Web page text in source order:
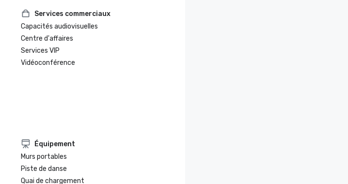
Services commerciaux
Capacités audiovisuelles
Centre d'affaires
Services VIP
Vidéoconférence
Équipement
Murs portables
Piste de danse
Quai de chargement